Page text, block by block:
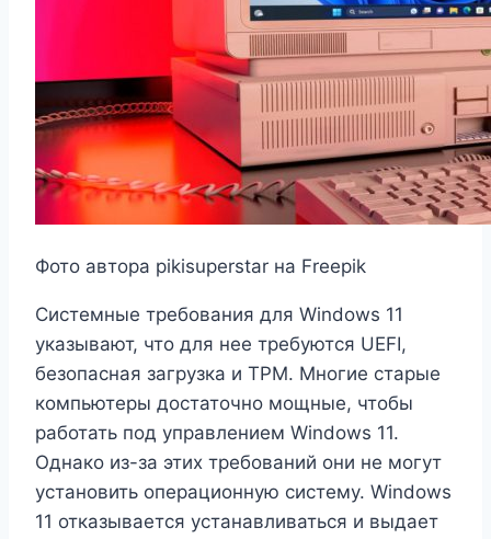
Фото автора pikisuperstar на Freepik
Системные требования для Windows 11
указывают, что для нее требуются UEFI,
безопасная загрузка и TPM. Многие старые
компьютеры достаточно мощные, чтобы
работать под управлением Windows 11.
Однако из-за этих требований они не могут
установить операционную систему. Windows
11 отказывается устанавливаться и выдает